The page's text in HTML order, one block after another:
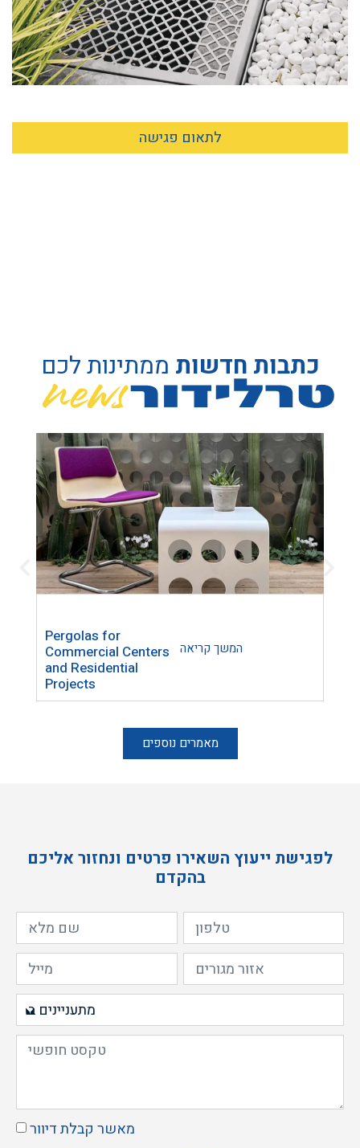
לתאום פגישה
כתבות חדשות ממתינות לכם
Pergolas for
Commercial Centers
and Residential
Projects
המשך קריאה
מאמרים נוספים
לפגישת ייעוץ השאירו פרטים ונחזור אליכם
בהקדם
מאשר קבלת דיוור